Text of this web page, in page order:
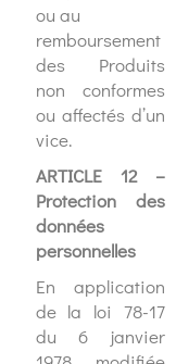
ou au
remboursement
des Produits
non conformes
ou affectés d’un
vice.
ARTICLE 12 –
Protection des
données
personnelles
En application
de la loi 78-17
du 6 janvier